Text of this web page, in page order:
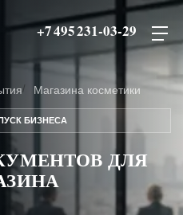
+7 495 231-03-29
Магазина косметики
БИЗНЕСА
ДЛЯ